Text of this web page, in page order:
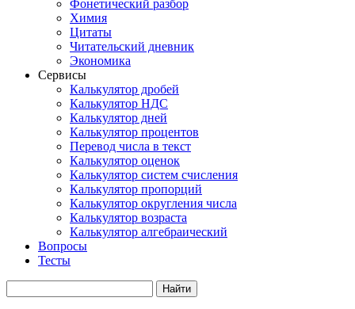
Фонетический разбор
Химия
Цитаты
Читательский дневник
Экономика
Сервисы
Калькулятор дробей
Калькулятор НДС
Калькулятор дней
Калькулятор процентов
Перевод числа в текст
Калькулятор оценок
Калькулятор систем счисления
Калькулятор пропорций
Калькулятор округления числа
Калькулятор возраста
Калькулятор алгебраический
Вопросы
Тесты
Найти